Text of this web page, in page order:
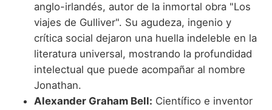
anglo-irlandés, autor de la inmortal obra "Los
viajes de Gulliver". Su agudeza, ingenio y
crítica social dejaron una huella indeleble en la
literatura universal, mostrando la profundidad
intelectual que puede acompañar al nombre
Jonathan.
Alexander Graham Bell: Científico e inventor